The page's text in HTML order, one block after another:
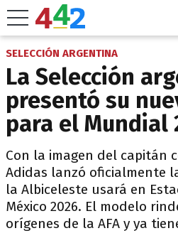
SELECCIÓN ARGENTINA
La Selección
presentó su
para el Mundial
Con la imagen del capitán
Adidas lanzó oficialmente
la Albiceleste usará en
México 2026. El modelo
orígenes de la AFA y ya